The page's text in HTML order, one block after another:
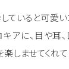
ていると可愛
アに、目や耳
しませてくれて